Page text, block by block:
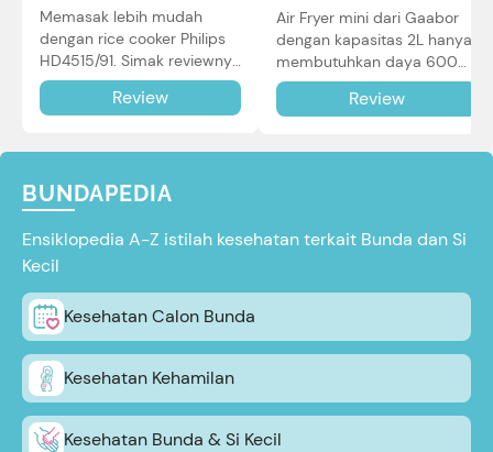
Memasak lebih mudah
dengan rice cooker Philips
HD4515/91. Simak reviewnya
di sini.
Review
Air Fryer mini dari Gaabor
dengan kapasitas 2L hanya
membutuhkan daya 600W
dalam pemakaian. Simak
review selengkapnya di sini.
Review
BUNDAPEDIA
Ensiklopedia A-Z istilah kesehatan terkait Bunda dan Si
Kecil
Kesehatan Calon Bunda
Kesehatan Kehamilan
Kesehatan Bunda & Si Kecil